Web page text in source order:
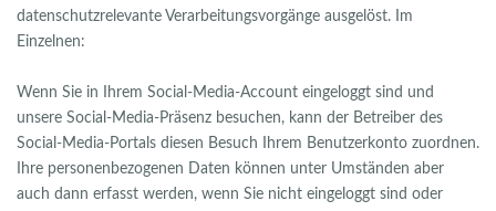
datenschutzrelevante Verarbeitungsvorgänge ausgelöst. Im
Einzelnen:
Wenn Sie in Ihrem Social-Media-Account eingeloggt sind und
unsere Social-Media-Präsenz besuchen, kann der Betreiber des
Social-Media-Portals diesen Besuch Ihrem Benutzerkonto zuordnen.
Ihre personenbezogenen Daten können unter Umständen aber
auch dann erfasst werden, wenn Sie nicht eingeloggt sind oder